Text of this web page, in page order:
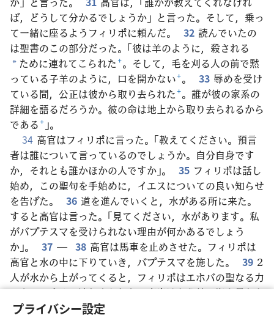
プライバシー設定
ば，どうして分かるでしょうか」と言った。そして，乗っ
て一緒に座るようフィリポに頼んだ。
32 読んでいたの
は聖書のこの部分だった。「彼は羊のように，殺される
* ために連れてこられた+。そして，毛を刈る人の前で黙
っている子羊のように，口を開かない+。 33 辱めを受け
ている間，公正は彼から取り去られた+。誰が彼の家系の
詳細を語るだろうか。彼の命は地上から取り去られるから
である+ 」。
34 高官はフィリポに言った。「教えてください。預言
者は誰について言っているのでしょうか。自分自身です
か，それとも誰かほかの人ですか」。
35 フィリポは話し
始め，この聖句を手始めに，イエスについての良い知らせ
を告げた。
36 道を進んでいくと，水がある所に来た。
すると高官は言った。「見てください，水があります。私
がバプテスマを受けられない理由が何かあるでしょう
か」。
37 ― 38 高官は馬車を止めさせた。フィリポは
高官と水の中に下りていき，バプテスマを施した。
39 2
人が水から上がってくると，フィリポはエホバの聖なる力
によってすぐに連れ去られた。高官はもう彼の姿を見なか
ったが，喜びながら進んでいった。